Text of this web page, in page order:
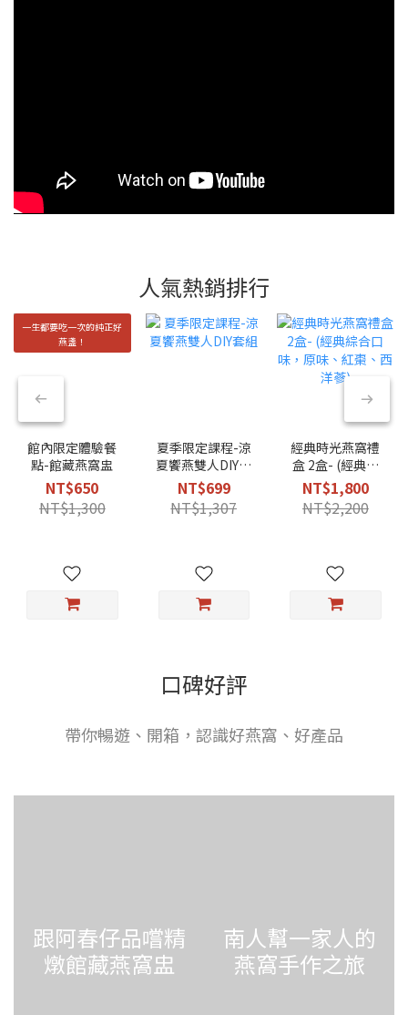
人氣熱銷排行
一生都要吃一次的純正好
燕盞！
館內限定體驗餐
點-館藏燕窩盅
NT$650
NT$1,300
夏季限定課程-涼
夏饗燕雙人DIY套
組
NT$699
NT$1,307
經典時光燕窩禮
盒 2盒- (經典綜
合口味，原味、
紅棗、西洋蔘)
NT$1,800
NT$2,200
口碑好評
帶你暢遊、開箱，認識好燕窩、好產品
跟阿春仔品嚐精
燉館藏燕窩盅
南人幫一家人的
燕窩手作之旅